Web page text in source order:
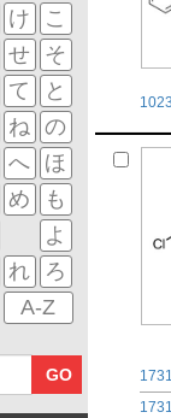
け
こ
せ
そ
て
と
ね
の
へ
ほ
め
も
よ
れ
ろ
A-Z
GO